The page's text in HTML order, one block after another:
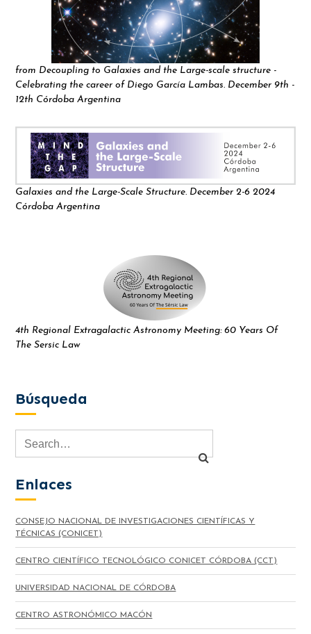
from Decoupling to Galaxies and the Large-scale structure -
Celebrating the career of Diego García Lambas. December 9th -
12th Córdoba Argentina
Galaxies and the Large-Scale Structure. December 2-6 2024
Córdoba Argentina
4th Regional Extragalactic Astronomy Meeting: 60 Years Of
The Sersic Law
Búsqueda
Enlaces
CONSEJO NACIONAL DE INVESTIGACIONES CIENTÍFICAS Y
TÉCNICAS (CONICET)
CENTRO CIENTÍFICO TECNOLÓGICO CONICET CÓRDOBA (CCT)
UNIVERSIDAD NACIONAL DE CÓRDOBA
CENTRO ASTRONÓMICO MACÓN